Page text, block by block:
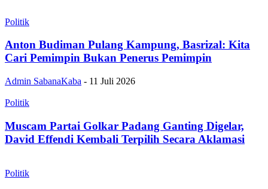
Politik
Anton Budiman Pulang Kampung, Basrizal: Kita
Cari Pemimpin Bukan Penerus Pemimpin
Admin SabanaKaba - 11 Juli 2026
Politik
Muscam Partai Golkar Padang Ganting Digelar,
David Effendi Kembali Terpilih Secara Aklamasi
Politik